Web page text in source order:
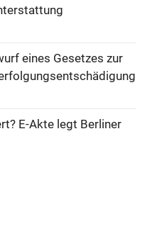
eines Gesetzes zur
E-Akte legt Berliner